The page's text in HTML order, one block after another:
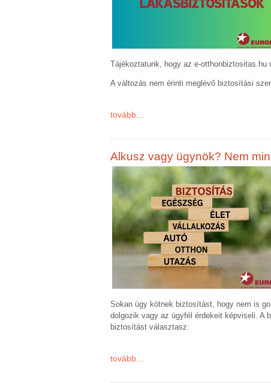
Tájékoztatunk, hogy az e-otthonbiztositas.hu
A változás nem érinti meglévő biztosítási
tovább...
Alkusz vagy ügynök? Nem
Sokan úgy kötnek biztosítást, hogy nem is
dolgozik vagy az ügyfél érdekeit képviseli. A
biztosítást választasz.
tovább...